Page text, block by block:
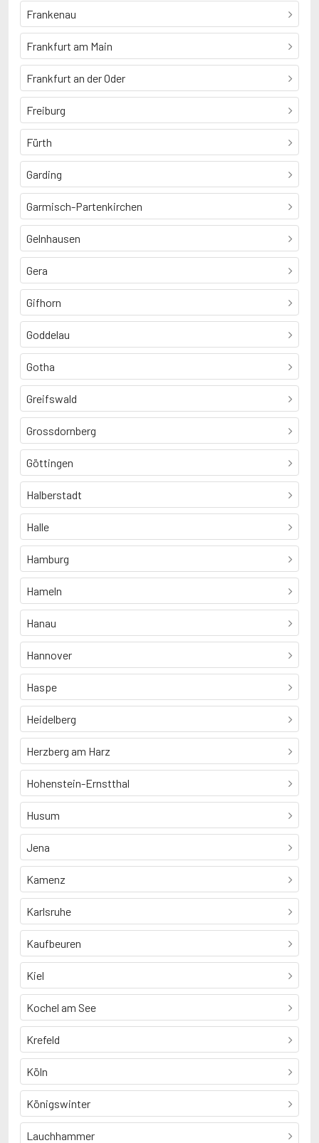
Frankenau
Frankfurt am Main
Frankfurt an der Oder
Freiburg
Fürth
Garding
Garmisch-Partenkirchen
Gelnhausen
Gera
Gifhorn
Goddelau
Gotha
Greifswald
Grossdornberg
Göttingen
Halberstadt
Halle
Hamburg
Hameln
Hanau
Hannover
Haspe
Heidelberg
Herzberg am Harz
Hohenstein-Ernstthal
Husum
Jena
Kamenz
Karlsruhe
Kaufbeuren
Kiel
Kochel am See
Krefeld
Köln
Königswinter
Lauchhammer